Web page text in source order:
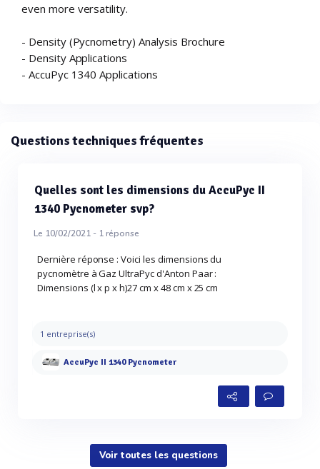
even more versatility.
- Density (Pycnometry) Analysis Brochure
- Density Applications
- AccuPyc 1340 Applications
Questions techniques fréquentes
Quelles sont les dimensions du AccuPyc II
1340 Pycnometer svp?
Le 10/02/2021 - 1réponse
Dernière réponse : Voici les dimensions du
pycnomètre à Gaz UltraPyc d'Anton Paar :
Dimensions (l x p x h)27 cm x 48 cm x 25 cm
1 entreprise(s)
AccuPyc II 1340 Pycnometer
Voir toutes les questions